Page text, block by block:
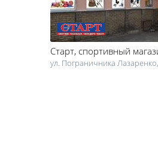
Старт, спортивный
ул. Пограничника